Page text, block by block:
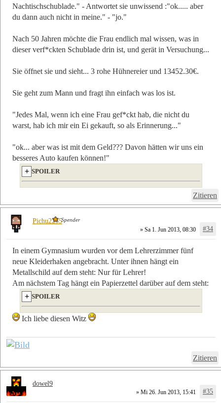
Nachtischschublade." - Antwortet sie unwissend :"ok..... aber
du dann auch nicht in meine." - "jo."
Nach 50 Jahren möchte die Frau endlich mal wissen, was in
dieser verf*ckten Schublade drin ist, und gerät in Versuchung...
Sie öffnet sie und sieht... 3 rohe Hühnereier und 13452.30€.
Sie geht zum Mann und fragt ihn einfach was los ist.
"Jedes Mal, wenn ich eine Frau gef*ckt hab, die nicht du
warst, hab ich mir ein Ei gekauft, so als Erinnerung..."
"ok... aber was ist mit dem Geld??? Davon hätten wir uns ein
besseres Auto kaufen können!"
SPOILER
Zitieren
» Sa 1. Jun 2013, 08:30 #34
In einem Gymnasium wurden vor dem Lehrerzimmer fünf
neue Kleiderhaken angebracht. Unter ihnen hängt ein
Metallschild auf dem steht: Nur für Lehrer!
Am nächstem Tag hängt ein Papierzettel darüber auf dem steht:
SPOILER
Ich liebe diesen Witz
Zitieren
Pichu2255Spender
» Mi 26. Jun 2013, 15:41 #35
dowel9